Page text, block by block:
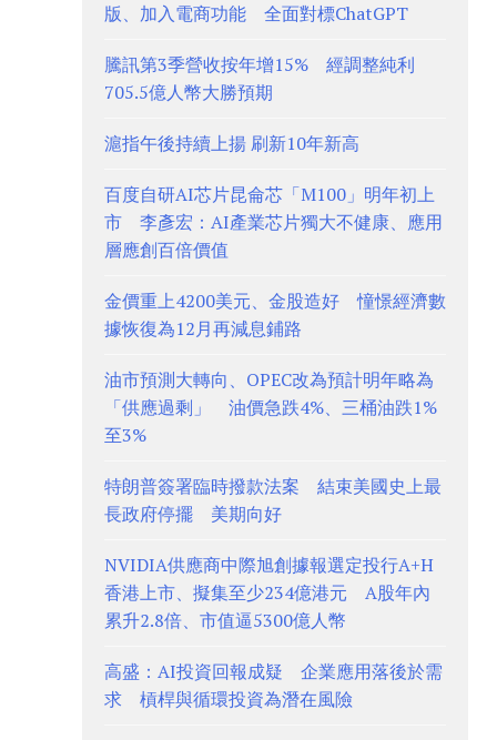
版、加入電商功能 全面對標ChatGPT
騰訊第3季營收按年增15% 經調整純利
705.5億人幣大勝預期
滬指午後持續上揚 刷新10年新高
百度自研AI芯片昆侖芯「M100」明年初上
市 李彥宏：AI產業芯片獨大不健康、應用
層應創百倍價值
金價重上4200美元、金股造好 憧憬經濟數
據恢復為12月再減息鋪路
油市預測大轉向、OPEC改為預計明年略為
「供應過剩」 油價急跌4%、三桶油跌1%
至3%
特朗普簽署臨時撥款法案 結束美國史上最
長政府停擺 美期向好
NVIDIA供應商中際旭創據報選定投行A+H
香港上市、擬集至少234億港元 A股年內
累升2.8倍、市值逼5300億人幣
高盛：AI投資回報成疑 企業應用落後於需
求 槓桿與循環投資為潛在風險